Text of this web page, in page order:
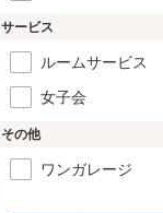
サービス
ルームサービス
女子会
その他
ワンガレージ